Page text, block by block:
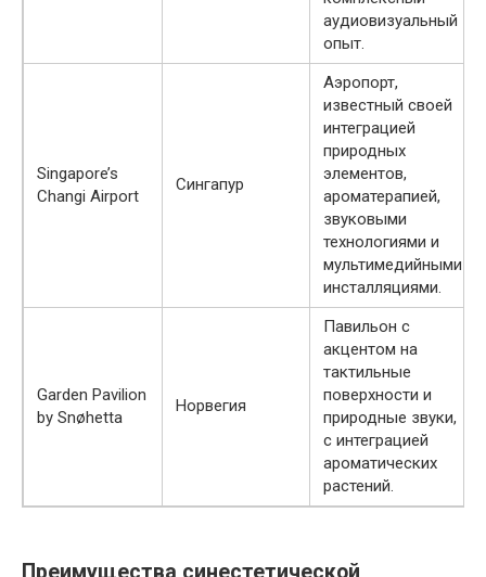
аудиовизуальный
опыт.
Singapore’s
Changi Airport
Сингапур
Аэропорт,
известный своей
интеграцией
природных
элементов,
ароматерапией,
звуковыми
технологиями и
мультимедийными
инсталляциями.
Garden Pavilion
by Snøhetta
Норвегия
Павильон с
акцентом на
тактильные
поверхности и
природные звуки,
с интеграцией
ароматических
растений.